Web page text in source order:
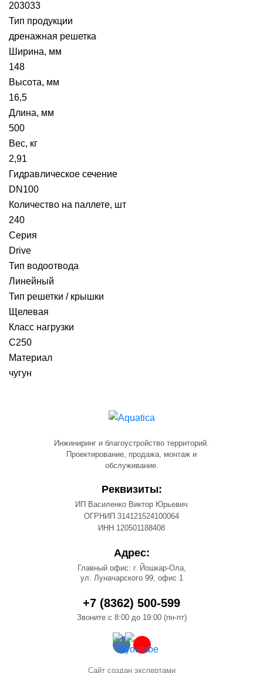
203033
Тип продукции
дренажная решетка
Ширина, мм
148
Высота, мм
16,5
Длина, мм
500
Вес, кг
2,91
Гидравлическое сечение
DN100
Количество на паллете, шт
240
Серия
Drive
Тип водоотвода
Линейный
Тип решетки / крышки
Щелевая
Класс нагрузки
C250
Материал
чугун
Инжиниринг и благоустройство территорий.
Проектирование, продажа, монтаж и
обслуживание.
Реквизиты:
ИП Василенко Виктор Юрьевич
ОГРНИП 314121524100064
ИНН 120501188408
Адрес:
Главный офис: г. Йошкар-Ола,
ул. Луначарского 99, офис 1
+7 (8362) 500-599
Звоните с 8:00 до 19:00 (пн-пт)
Сайт создан экспертами